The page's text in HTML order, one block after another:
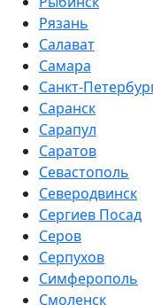
Рязань
Салават
Самара
Санкт-
Саранск
Сарапул
Саратов
Севастополь
Северодвинск
Сергиев Посад
Серов
Серпухов
Симферополь
Смоленск